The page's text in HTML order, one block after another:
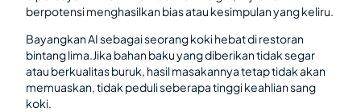
berpotensi menghasilkan bias atau kesimpulan yang keliru.
Bayangkan AI sebagai seorang koki hebat di restoran
bintang lima.Jika bahan baku yang diberikan tidak segar
atau berkualitas buruk, hasil masakannya tetap tidak akan
memuaskan, tidak peduli seberapa tinggi keahlian sang
koki.